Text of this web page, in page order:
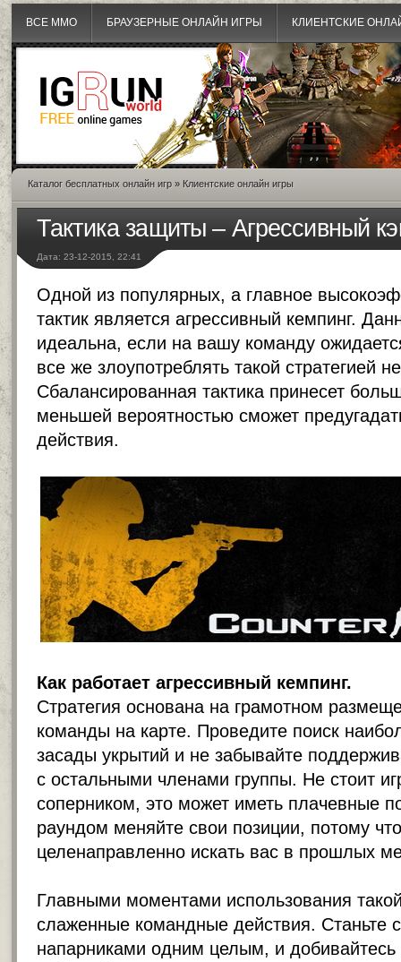
ВСЕ MMO БРАУЗЕРНЫЕ ОНЛАЙН ИГРЫ КЛИЕНТСКИЕ
Каталог бесплатных онлайн игр » Клиентские онлайн игры
Тактика защиты – Агрессивный
Дата: 23-12-2015, 22:41
Одной из популярных, а главное
тактик является агрессивный кемпинг.
идеальна, если на вашу команду
все же злоупотреблять такой стратегией
Сбалансированная тактика принесет
меньшей вероятностью сможет
действия.
Как работает агрессивный кемпинг.
Стратегия основана на грамотном
команды на карте. Проведите поиск
засады укрытий и не забывайте
с остальными членами группы. Не стоит
соперником, это может иметь плачевные
раундом меняйте свои позиции, потому
целенаправленно искать вас в прошлых
Главными моментами использования
слаженные командные действия. Станьте
напарниками одним целым, и добивайтесь